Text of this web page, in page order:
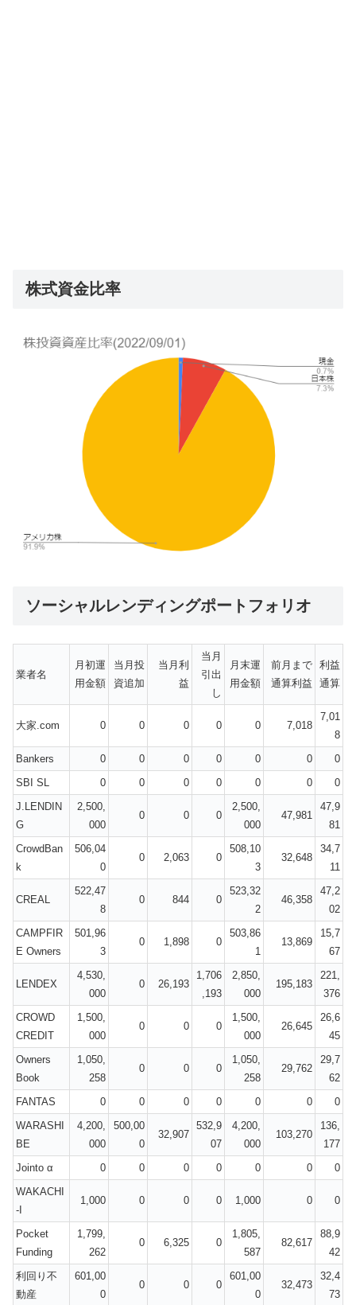
株式資金比率
ソーシャルレンディングポートフォリオ
業者名
月初運
用金額
当月投
資追加
当月利
益
当月
引出
し
月末運
用金額
前月まで
通算利益
利益
通算
大家.com 0 0 0 0 0 7,018
7,01
8
Bankers
0 0 0 0 0 0
0
SBI SL
0 0 0 0 0 0
0
J.LENDIN
G
2,500,
000
0 0 0
2,500,
000
47,981
47,9
81
CrowdBan
k
506,04
0
0 2,063 0
508,10
3
32,648
34,7
11
CREAL
522,47
8
0 844 0
523,32
2
46,358
47,2
02
CAMPFIR
E Owners
501,96
3
0 1,898 0
503,86
1
13,869
15,7
67
LENDEX
4,530,
000
0 26,193
1,706
,193
2,850,
000
195,183
221,
376
CROWD
CREDIT
1,500,
000
0 0 0
1,500,
000
26,645
26,6
45
Owners
Book
1,050,
258
0 0 0
1,050,
258
29,762
29,7
62
FANTAS
0 0 0 0 0 0
0
WARASHI
BE
4,200,
000
500,00
0
32,907
532,9
07
4,200,
000
103,270
136,
177
Jointo α
0 0 0 0 0 0
0
WAKACHI
-I
1,000 0 0 0 1,000 0 0
Pocket
Funding
1,799,
262
0 6,325 0
1,805,
587
82,617
88,9
42
利回り不
動産
601,00
0
0 0 0
601,00
0
32,473
32,4
73